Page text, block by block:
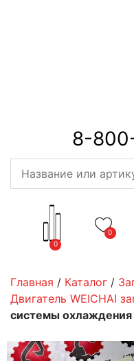
8-
0
0
Главная / Каталог /
Двигатель WEICHAI
системы охлаждения